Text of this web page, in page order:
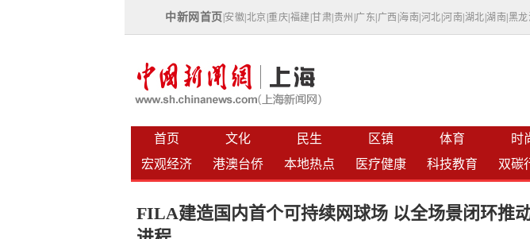
中新网首页 安徽 北京 |重庆 福建 |甘肃 贵州 广东 广西 海南 河北 |河南 湖北 |湖南 黑龙
首页 文化 民生 区镇 体育 时
宏观经济
港澳台侨 本地热点 医疗健康 科技教育 双碳
FILA建造国内首个可持续网球场 以全场景闭环推